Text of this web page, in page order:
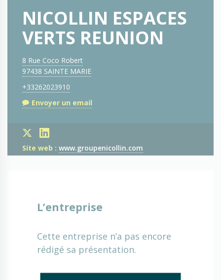
NICOLLIN ESPACES
VERTS REUNION
8 Rue Coco Robert
97438 SAINTE MARIE
+33262023910
Envoyer un email
Site web : www.groupenicollin.com
L’entreprise
Cette entreprise n’a pas encore
rédigé sa présentation.